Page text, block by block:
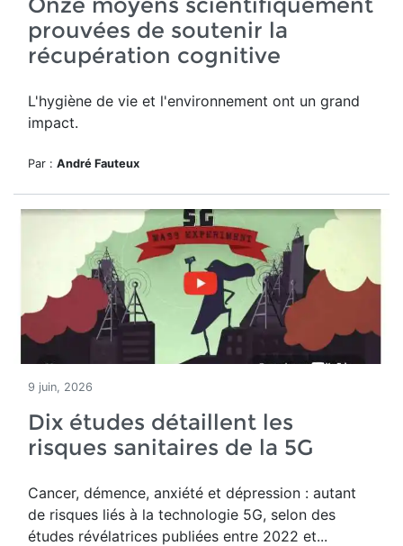
prouvées de soutenir la
récupération cognitive
L'hygiène de vie et l'environnement ont un grand
impact.
Par : André Fauteux
9 juin, 2026
Dix études détaillent les
risques sanitaires de la 5G
Cancer, démence, anxiété et dépression : autant
de risques liés à la technologie 5G, selon des
études révélatrices publiées entre 2022 et...